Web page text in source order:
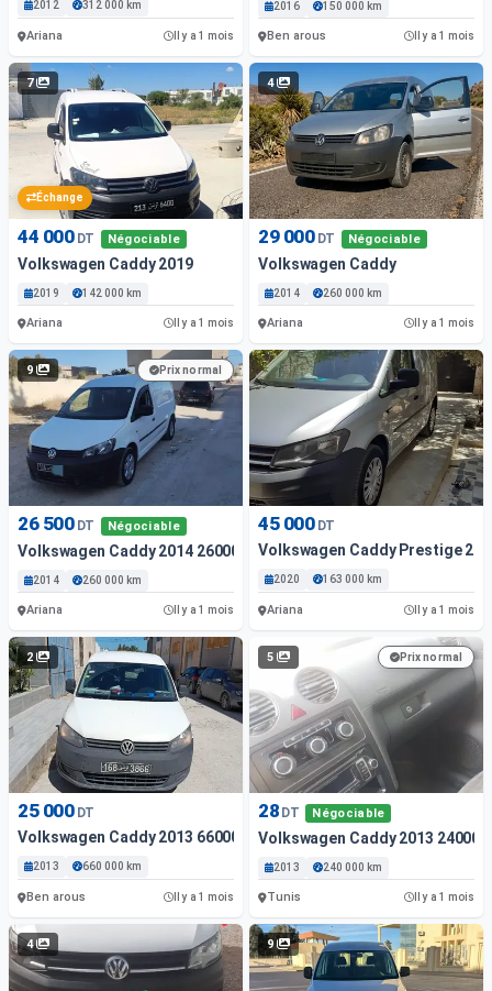
2012 312 000 km
Ariana Il y a 1 mois
2016 150 000 km
Ben arous Il y a 1 mois
7
Échange
44 000 DT Négociable
Volkswagen Caddy 2019
2019 142 000 km
Ariana Il y a 1 mois
4
29 000 DT Négociable
Volkswagen Caddy
2014 260 000 km
Ariana Il y a 1 mois
9 Prix normal
26 500 DT Négociable
Volkswagen Caddy 2014 26000 Km
2014 260 000 km
Ariana Il y a 1 mois
45 000 DT
Volkswagen Caddy Prestige
2020 163 000 km
Ariana Il y a 1 mois
2
25 000 DT
Volkswagen Caddy 2013 66000 Km
2013 660 000 km
Ben arous Il y a 1 mois
5 Prix normal
28 DT Négociable
Volkswagen Caddy 2013 24000
2013 240 000 km
Tunis Il y a 1 mois
4 9